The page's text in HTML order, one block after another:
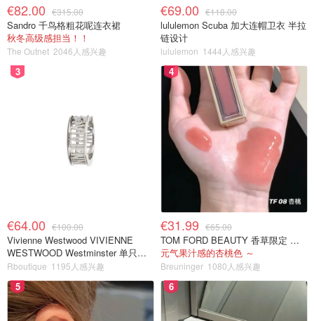
€82.00 €315.00
Sandro 千鸟格粗花呢连衣裙
秋冬高级感担当！！
The Outnet 2046人感兴趣
€69.00 €118.00
lululemon Scuba 加大连帽卫衣 半拉
链设计
lululemon 1444人感兴趣
3
€64.00 €100.00
Vivienne Westwood VIVIENNE
WESTWOOD Westminster 单只耳
环
Rboutique 1195人感兴趣
4
€31.99 €65.00
TOM FORD BEAUTY 香草限定 镜面唇蜜 #08INHIBITION
元气果汁感的杏桃色 ～
Breuninger 1080人感兴趣
5 6